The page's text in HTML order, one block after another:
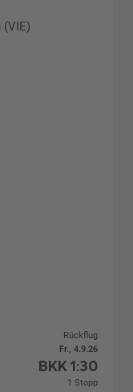
(VIE)
Rückflug
Fr., 4.9.26
BKK1:30
1 Stopp